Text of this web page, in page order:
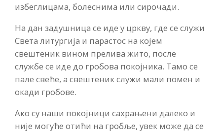
избеглицама, болеснима или сирочади.
На дан задушница се иде у цркву, где се служи
Света литургија и парастос на којем
свештеник вином прелива жито, после
службе се иде до гробова покојника. Тамо се
пале свеће, а свештеник служи мали помен и
окади гробове.
Ако су наши покојници сахрањени далеко и
није могуће отићи на гробље, увек може да се